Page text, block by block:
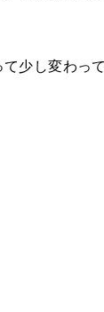
少し変わっ